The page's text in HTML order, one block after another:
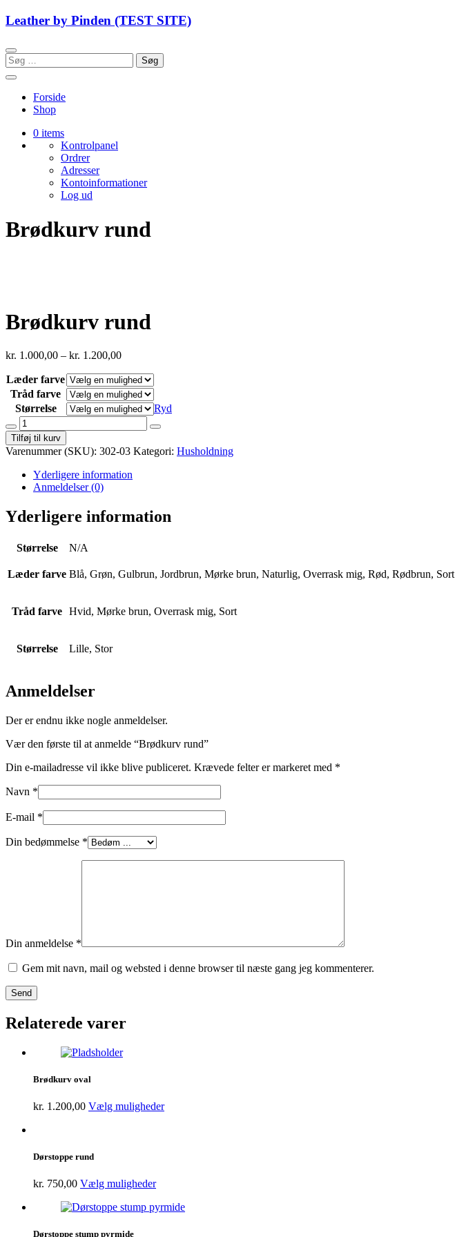
Skip
Leather by Pinden (TEST SITE)
Søg
efter:
Forside
Shop
0 items
Kontrolpanel
Ordrer
Adresser
Kontoinformationer
Log ud
Brødkurv rund
Brødkurv rund
kr. 1.000,00 – kr. 1.200,00
Læder farve
Tråd farve
Størrelse
Ryd
Brødkurv
rund
antal
Tilføj til kurv
Varenummer (SKU): 302-03 Kategori: Husholdning
Yderligere information
Anmeldelser (0)
Yderligere information
Størrelse N/A
Læder farve Blå, Grøn, Gulbrun, Jordbrun, Mørke brun, Naturlig, Overrask mig, Rød, Rødbrun, Sort
Tråd farve Hvid, Mørke brun, Overrask mig, Sort
Størrelse Lille, Stor
Anmeldelser
Der er endnu ikke nogle anmeldelser.
Vær den første til at anmelde “Brødkurv rund”
Din e-mailadresse vil ikke blive publiceret. Krævede felter er markeret med *
Navn *
E-mail *
Din bedømmelse *
Din anmeldelse *
Gem mit navn, mail og websted i denne browser til næste gang jeg kommenterer.
Relaterede varer
Brødkurv oval
kr. 1.200,00 Vælg muligheder
Dørstoppe rund
kr. 750,00 Vælg muligheder
Dørstoppe stump pyrmide